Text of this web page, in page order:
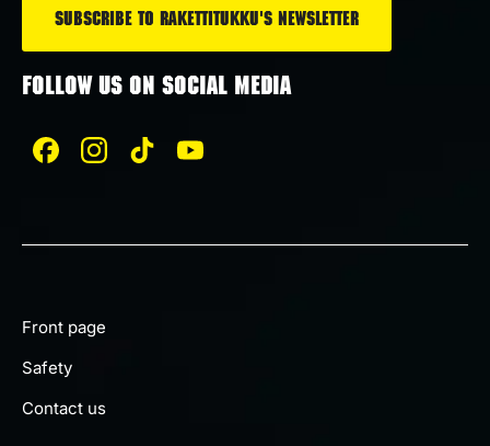
FOLLOW US ON SOCIAL MEDIA
Front page
Safety
Contact us